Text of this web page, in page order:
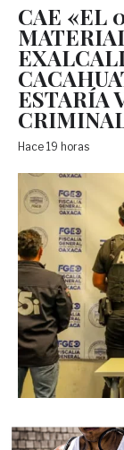
CAE «EL
ESTARÍA
Hace 19 horas